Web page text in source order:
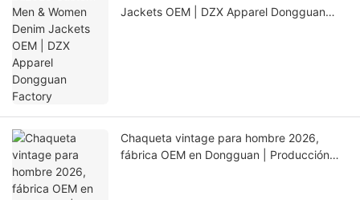
Jackets OEM | DZX Apparel Dongguan
Chaqueta vintage para hombre 2026,
fábrica OEM en Dongguan | Producción